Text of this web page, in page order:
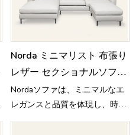
Norda ミニマリスト 布張り
レザー セクショナルソファ
RC837
Nordaソファは、ミニマルなエ
レガンスと品質を体現し、時代
を超えた洗練された美しさを提